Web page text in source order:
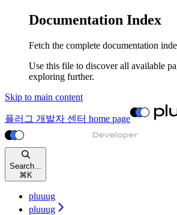
Documentation Index
Fetch the complete documentation
Use this file to discover all available
exploring further.
Skip to main content
플러그 개발자 센터 home page
Search...
⌘ K
pluuug
pluuug